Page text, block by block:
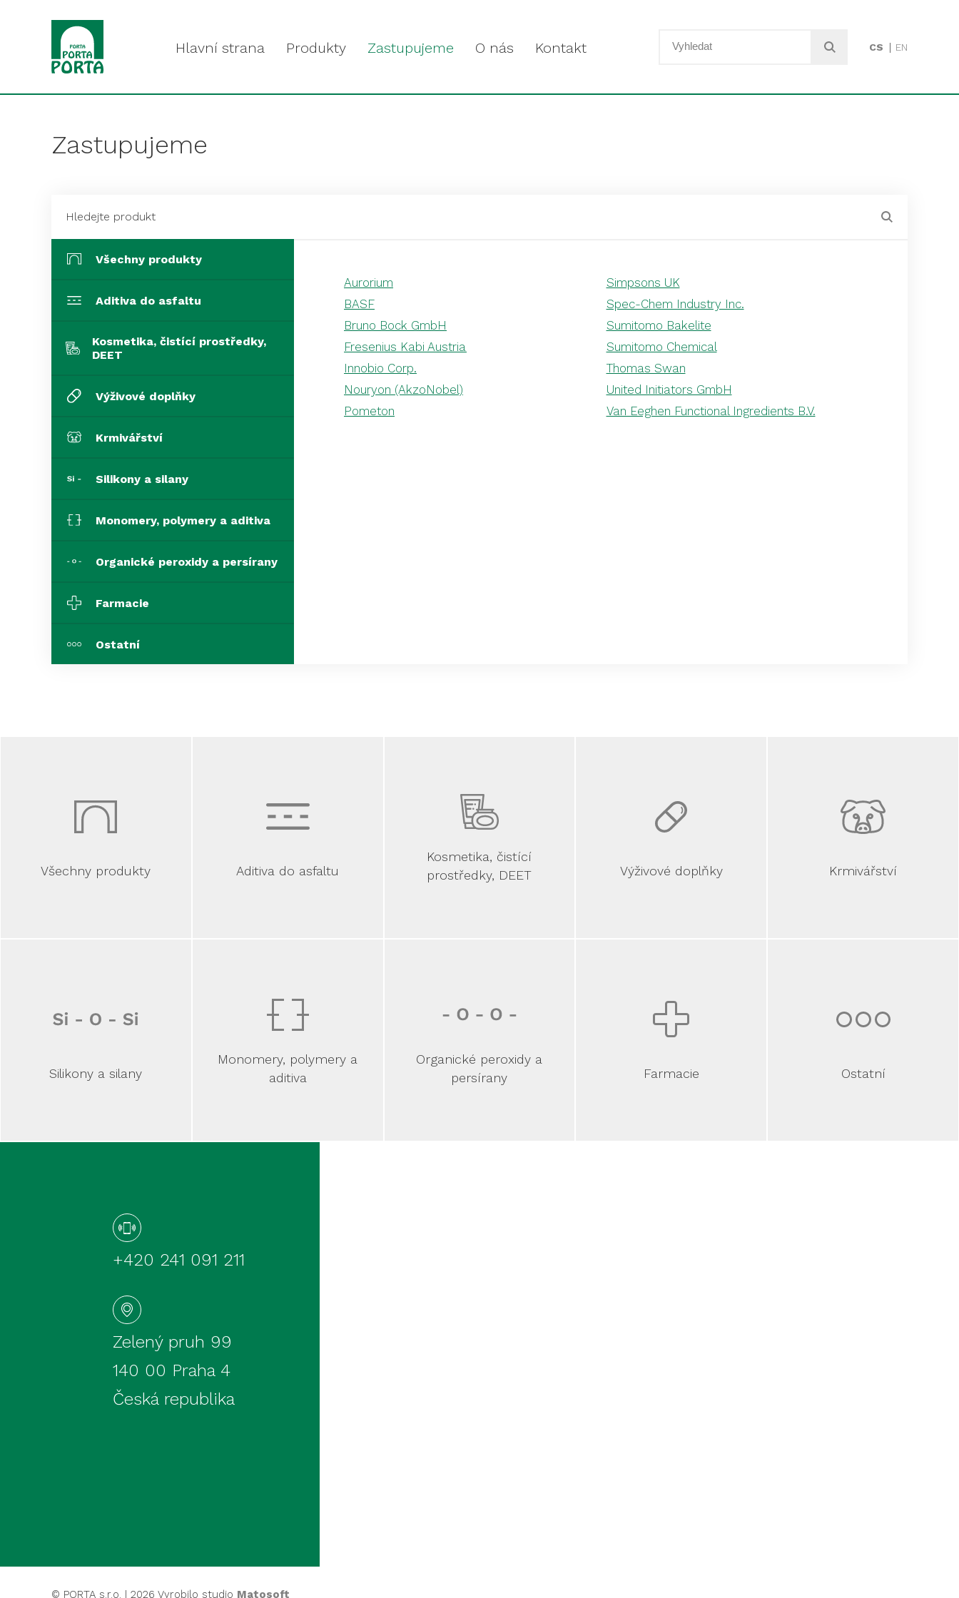
Hlavní strana Produkty Zastupujeme O nás Kontakt CS EN
Zastupujeme
Všechny produkty
Aditiva do asfaltu
Kosmetika, čistící prostředky,
DEET
Výživové doplňky
Krmivářství
Silikony a silany
Monomery, polymery a aditiva
Organické peroxidy a persírany
Farmacie
Ostatní
Aurorium
BASF
Bruno Bock GmbH
Fresenius Kabi Austria
Innobio Corp.
Nouryon (AkzoNobel)
Pometon
Simpsons UK
Spec-Chem Industry Inc.
Sumitomo Bakelite
Sumitomo Chemical
Thomas Swan
United Initiators GmbH
Van Eeghen Functional Ingredients B.V.
Všechny produkty Aditiva do asfaltu
Kosmetika, čistící
prostředky, DEET
Výživové doplňky Krmivářství
Silikony a silany
Monomery, polymery a
aditiva
Organické peroxidy a
persírany
Farmacie Ostatní
+420 241 091 211
Zelený pruh 99
140 00 Praha 4
Česká republika
© PORTA s.r.o. | 2026 Vyrobilo studio Matosoft